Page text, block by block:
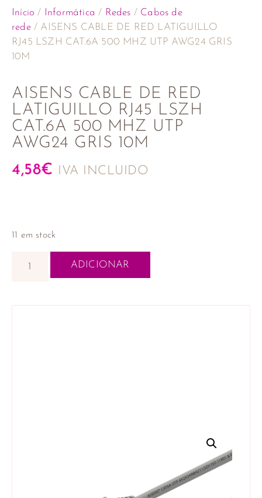
Início / Informática / Redes / Cabos de
rede/ AISENS CABLE DE RED LATIGUILLO
RJ45 LSZH CAT.6A 500 MHZ UTP AWG24 GRIS
10M
AISENS CABLE DE RED
LATIGUILLO RJ45 LSZH
CAT.6A 500 MHZ UTP
AWG24 GRIS 10M
4,58€ IVA INCLUIDO
11 em stock
ADICIONAR